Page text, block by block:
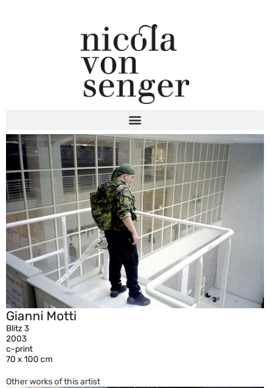
Gianni Motti
Blitz 3
2003
c-print
70 x 100 cm
Other works of this artist